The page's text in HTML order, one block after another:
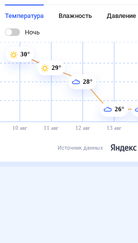
Температура Влажность Давление
Ночь
10 авг 11 авг 12 авг 13 авг
30°
29°
28°
26°
Источник данных